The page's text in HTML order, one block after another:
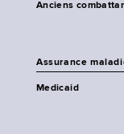
Anciens
Assurance
Medicaid